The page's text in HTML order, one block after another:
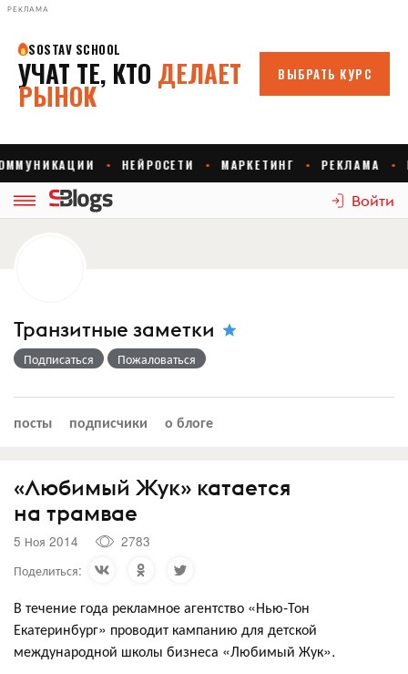
РЕКЛАМА
Войти
Транзитные заметки
Подписаться Пожаловаться
посты подписчики о блоге
«Любимый Жук» катается
на трамвае
5 Ноя 2014
2783
Поделиться:
В течение года рекламное агентство «Нью-Тон
Екатеринбург» проводит кампанию для детской
международной школы бизнеса «Любимый Жук».